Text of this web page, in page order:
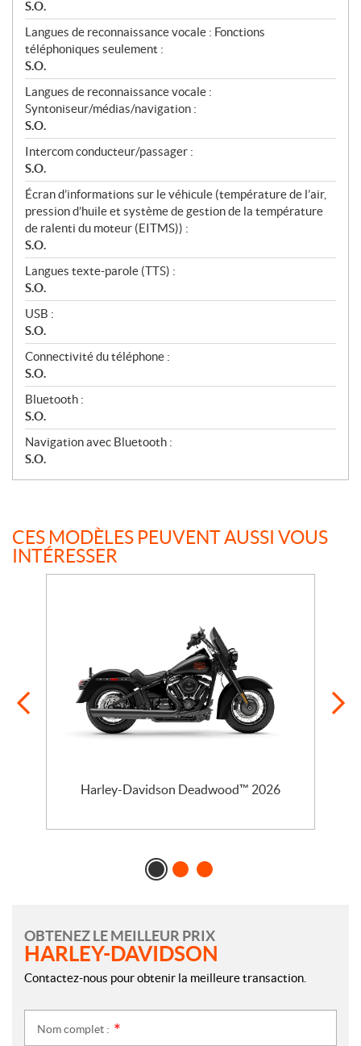
S.O.
Langues de reconnaissance vocale : Fonctions
téléphoniques seulement :
S.O.
Langues de reconnaissance vocale :
Syntoniseur/médias/navigation :
S.O.
Intercom conducteur/passager :
S.O.
Écran d’informations sur le véhicule (température de l’air,
pression d’huile et système de gestion de la température
de ralenti du moteur (EITMS)) :
S.O.
Langues texte-parole (TTS) :
S.O.
USB :
S.O.
Connectivité du téléphone :
S.O.
Bluetooth :
S.O.
Navigation avec Bluetooth :
S.O.
CES MODÈLES PEUVENT AUSSI VOUS
INTÉRESSER
Harley-Davidson Deadwood™ 2026
OBTENEZ LE MEILLEUR PRIX
HARLEY-DAVIDSON
Contactez-nous pour obtenir la meilleure transaction.
Nom complet :